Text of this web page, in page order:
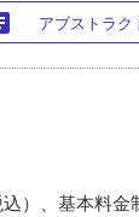
アブストラク
）、基本料金